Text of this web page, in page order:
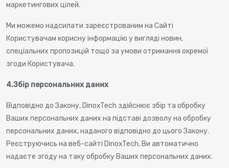
маркетингових цілей.
Ми можемо надсилати зареєстрованим на Сайті
Користувачам корисну інформацію у вигляді новин,
спеціальних пропозицій тощо за умови отримання окремої
згоди Користувача.
4.Збір персональних даних
Відповідно до Закону, DinoxTech здійснює збір та обробку
Ваших персональних даних на підставі дозволу на обробку
персональних даних, наданого відповідно до цього Закону.
Реєструючись на веб-сайті DinoxTech, Ви автоматично
надаєте згоду на таку обробку Ваших персональних даних.